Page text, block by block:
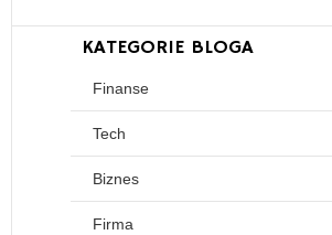
KATEGORIE BLOGA
Finanse
Tech
Biznes
Firma